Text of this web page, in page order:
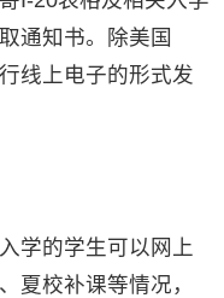
通知书。除美国
线上电子的形式发
的学生可以网上
夏校补课等情况，